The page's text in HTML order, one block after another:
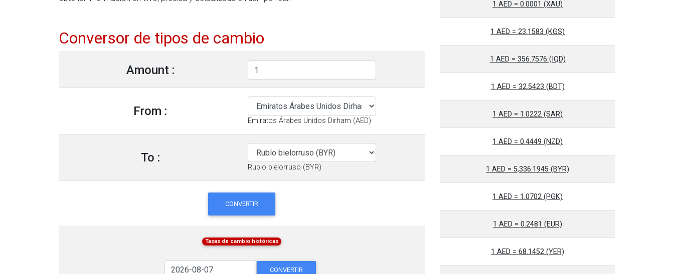
Conversor de tipos de cambio
Amount :
From :
Emiratos Árabes Unidos Dirham (AED)
To :
Rublo bielorruso (BYR)
CONVERTIR
Tasas de cambio históricas
CONVERTIR
1 AED = 0.0001 (XAU)
1 AED = 23.1583 (KGS)
1 AED = 356.7576 (IQD)
1 AED = 32.5423 (BDT)
1 AED = 1.0222 (SAR)
1 AED = 0.4449 (NZD)
1 AED = 5,336.1945 (BYR)
1 AED = 1.0702 (PGK)
1 AED = 0.2481 (EUR)
1 AED = 68.1452 (YER)